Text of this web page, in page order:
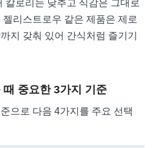
칼로리는 낮추고 식감은 그대로
리스트로우 같은 제품은 제로
지 갖춰 있어 간식처럼 즐기기
중요한 3가지 기준
으로 다음 4가지를 주요 선택